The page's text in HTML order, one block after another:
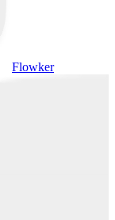
Flowker